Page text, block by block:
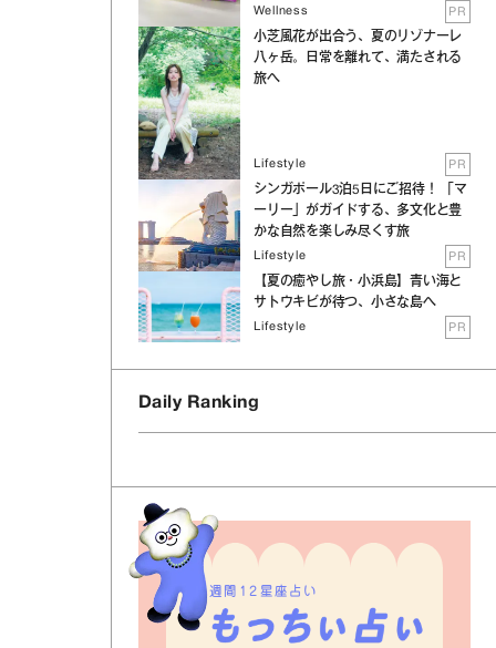
Wellness PR
小芝風花が出合う、夏のリゾナーレ
八ヶ岳。日常を離れて、満たされる
旅へ
Lifestyle PR
シンガポール3泊5日にご招待！ 「マ
ーリー」がガイドする、多文化と豊
かな自然を楽しみ尽くす旅
Lifestyle PR
【夏の癒やし旅・小浜島】青い海と
サトウキビが待つ、小さな島へ
Lifestyle PR
Daily Ranking
週間12星座占い